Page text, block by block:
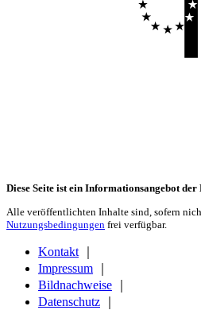
Diese Seite ist ein Informationsangebot der
Alle veröffentlichten Inhalte sind, sofern
Nutzungsbedingungen frei verfügbar.
Kontakt
Impressum
Bildnachweise
Datenschutz